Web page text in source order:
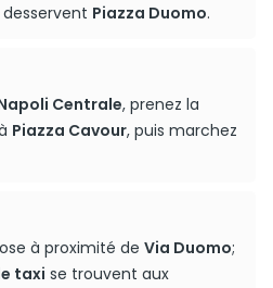
desservent Piazza Duomo.
Centrale, prenez la
Piazza Cavour, puis marchez
à proximité de Via Duomo;
taxi se trouvent aux